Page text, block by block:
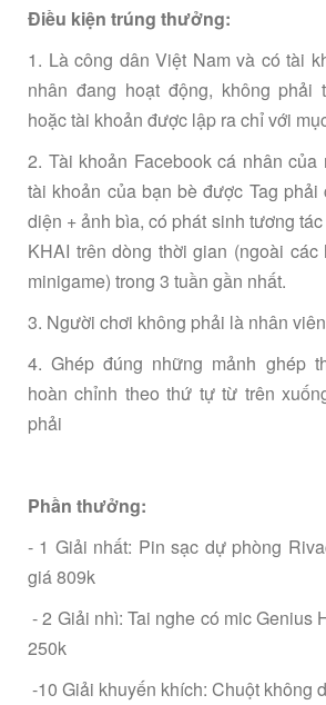
Điều kiện trúng thưởng:
1. Là công dân Việt Nam và có tài
nhân đang hoạt động, không phải
hoặc tài khoản được lập ra chỉ với
2. Tài khoản Facebook cá nhân
tài khoản của bạn bè được Tag
diện + ảnh bìa, có phát sinh tương
KHAI trên dòng thời gian (ngoài
minigame) trong 3 tuần gần nhất.
3. Người chơi không phải là nhân
4. Ghép đúng những mảnh ghép
hoàn chỉnh theo thứ tự từ trên
phải
Phần thưởng:
- 1 Giải nhất: Pin sạc dự phòng
giá 809k
- 2 Giải nhì: Tai nghe có mic Genius
250k
-10 Giải khuyến khích: Chuột không